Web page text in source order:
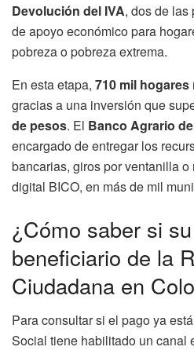
Devolución del IVA, dos de las
de apoyo económico para
pobreza o pobreza extrema.
En esta etapa, 710 mil hogares
gracias a una inversión que
de pesos. El Banco Agrario
encargado de entregar los
bancarias, giros por ventanilla
digital BICO, en más de mil
¿Cómo saber si
beneficiario de la
Ciudadana en
Para consultar si el pago ya
Social tiene habilitado un canal